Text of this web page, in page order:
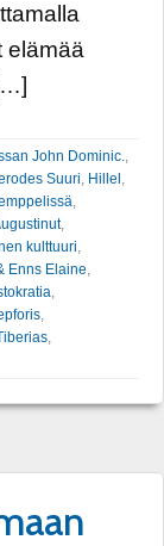
elämää
John Dominic.
Suuri Hillel
,
kulttuuri
Enns Elaine